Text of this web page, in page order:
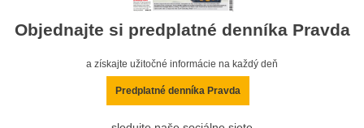
Objednajte si predplatné denníka Pravda
a získajte užitočné informácie na každý deň
Predplatné denníka Pravda